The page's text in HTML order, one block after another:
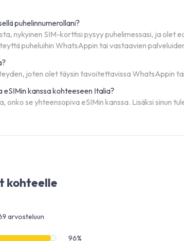
puhelinnumerollani?
nykyinen SIM-korttisi pysyy puhelimessasi, ja
puheluihin WhatsAppin tai vastaavien
joten olet täysin tavoitettavissa WhatsAppin
kanssa kohteeseen Italia?
onko se yhteensopiva eSIMin kanssa. Lisäksi sinun
kohteelle
arvosteluun
96%